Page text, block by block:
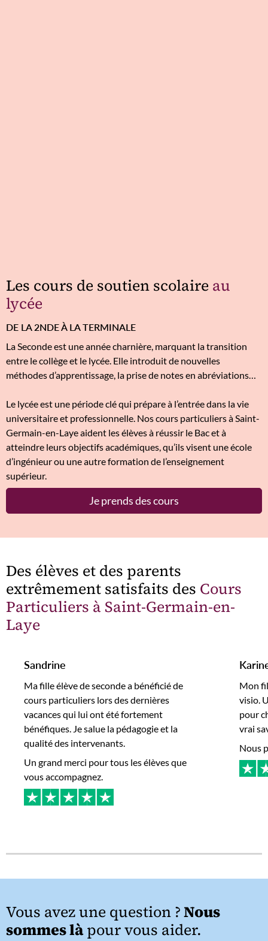
Les cours de soutien scolaire au
lycée
DE LA 2NDE À LA TERMINALE
La Seconde est une année charnière, marquant la transition
entre le collège et le lycée. Elle introduit de nouvelles
méthodes d’apprentissage, la prise de notes en abréviations…
Le lycée est une période clé qui prépare à l’entrée dans la vie
universitaire et professionnelle. Nos cours particuliers à Saint-
Germain-en-Laye aident les élèves à réussir le Bac et à
atteindre leurs objectifs académiques, qu’ils visent une école
d’ingénieur ou une autre formation de l’enseignement
supérieur.
Je prends des cours
Des élèves et des parents
extrêmement satisfaits des Cours
Particuliers à Saint-Germain-en-
Laye
Sandrine
Ma fille élève de seconde a bénéficié de
cours particuliers lors des dernières
vacances qui lui ont été fortement
bénéfiques. Je salue la pédagogie et la
qualité des intervenants.
Un grand merci pour tous les élèves que
vous accompagnez.
Mon
visio.
pour
vrai
Nous
Vous avez une question ?Nous
sommes làpour vous aider.